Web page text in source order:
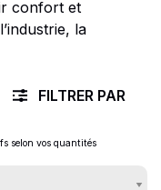
confort et
la
selon vos quantités
FILTRER PAR